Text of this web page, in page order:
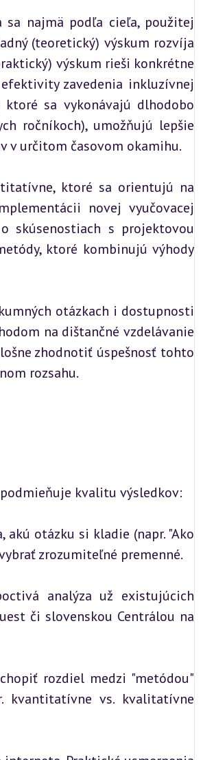
najmä podľa cieľa, použitej
(teoretický) výskum rozvíja
výskum rieši konkrétne
zavedenia inkluzívnej
ktoré sa vykonávajú dlhodobo
ročníkoch), umožňujú lepšie
v určitom časovom okamihu.
ktoré sa orientujú na
novej vyučovacej
skúsenostiach s projektovou
ktoré kombinujú výhody
otázkach i dostupnosti
na dištančné vzdelávanie
zhodnotiť úspešnosť tohto
rozsahu.
kvalitu výsledkov:
akú otázku si kladie (napr. "Ako
zrozumiteľné premenné.
analýza už existujúcich
či slovenskou Centrálou na
rozdiel medzi "metódou"
kvantitatívne vs. kvalitatívne